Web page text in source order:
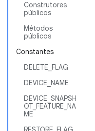
Construtores
públicos
Métodos
públicos
Constantes
DELETE_FLAG
DEVICE_NAME
DEVICE_SNAPSH
OT_FEATURE_NA
ME